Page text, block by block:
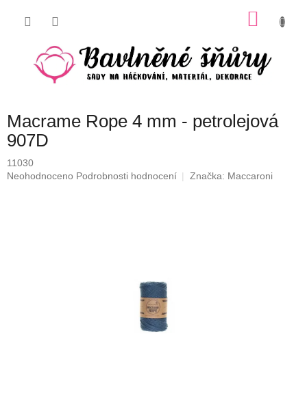
Macrame Rope 4 mm - petrolejová
907D
11030
Průměrné
Neohodnoceno Podrobnosti hodnocení Značka: Maccaroni